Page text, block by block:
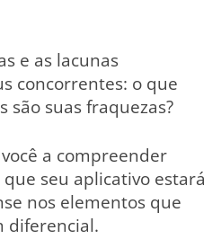
e as lacunas
concorrentes: o que
são suas fraquezas?
a compreender
seu aplicativo estará
nos elementos que
diferencial.